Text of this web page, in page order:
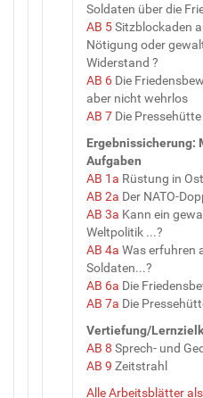
Soldaten über die
AB 5Sitzblockaden
Nötigung oder
Widerstand ?
AB 6 Die
aber nicht wehrlos
AB 7 Die Pressehütte
Ergebnissicherung:
Aufgaben
AB 1a Rüstung in
AB 2a Der NATO-
AB 3a Kann ein
Weltpolitik ...?
AB 4a Was erfuhren
Soldaten...?
AB 6a Die
AB 7a Die
Vertiefung/
AB 8 Sprech- und
AB 9 Zeitstrahl
Alle Arbeitsblätter